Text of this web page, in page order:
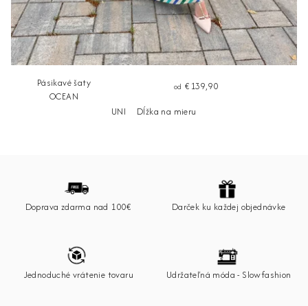
Pásikavé šaty
OCEAN
od €139,90
UNI
Dĺžka na mieru
Doprava zdarma nad 100€ Darček ku každej objednávke
Jednoduché vrátenie tovaru Udržateľná móda - Slowfashion